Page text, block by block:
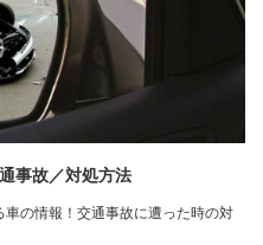
事故／対処方法
の情報！交通事故に遭った時の対